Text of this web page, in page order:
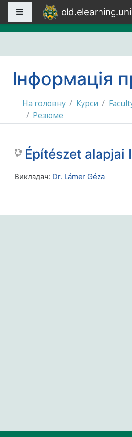
Перейти до головного вмісту
Бокова панель
Інформація
На головну Курси
Резюме
Építészet alapjai
Викладач: Dr. Lámer Géza